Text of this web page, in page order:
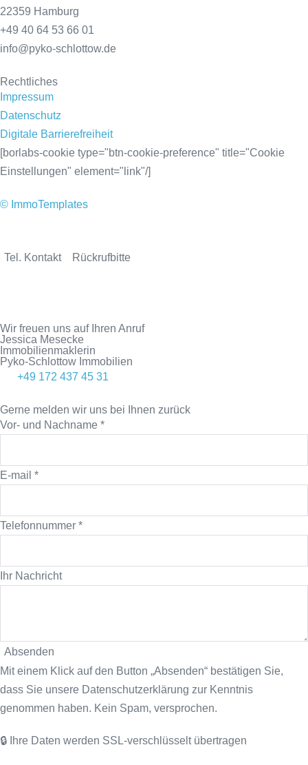
22359 Hamburg
+49 40 64 53 66 01
info@pyko-schlottow.de
Rechtliches
Impressum
Datenschutz
Digitale Barrierefreiheit
[borlabs-cookie type="btn-cookie-preference" title="Cookie
Einstellungen" element="link"/]
© ImmoTemplates
Tel. Kontakt Rückrufbitte
Wir freuen uns auf Ihren Anruf
Jessica Mesecke
Immobilienmaklerin
Pyko-Schlottow Immobilien
+49 172 437 45 31
Gerne melden wir uns bei Ihnen zurück
Vor- und Nachname *
E-mail *
Telefonnummer *
Ihr Nachricht
Absenden
Mit einem Klick auf den Button „Absenden“ bestätigen Sie,
dass Sie unsere Datenschutzerklärung zur Kenntnis
genommen haben. Kein Spam, versprochen.
🔒 Ihre Daten werden SSL-verschlüsselt übertragen